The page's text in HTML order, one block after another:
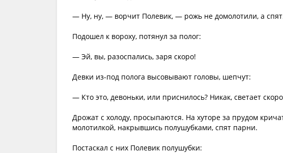
— Ну, ну, — ворчит Полевик, — рожь не домолотили, а
Подошел к вороху, потянул за полог:
— Эй, вы, разоспались, заря скоро!
Девки из-под полога высовывают головы, шепчут:
— Кто это, девоньки, или приснилось? Никак, светает
Дрожат с холоду, просыпаются. На хуторе за прудом
молотилкой, накрывшись полушубками, спят парни.
Постаскал с них Полевик полушубки: